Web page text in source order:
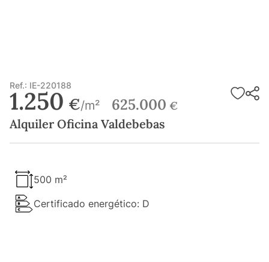
Ref.: IE-220188
1.250 €/m² 625.000 €
Alquiler Oficina Valdebebas
500 m²
Certificado energético: D